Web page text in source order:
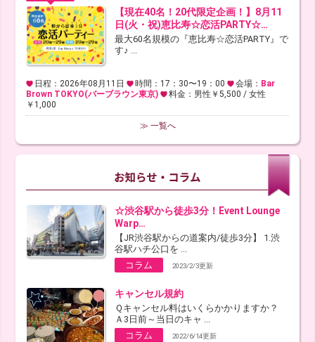
【現在40名！20代限定企画！】8月11
日(火・祝)恵比寿☆恋活PARTY☆…
最大60名規模の『恵比寿☆恋活PARTY』で
す♪ ...
日程：2026年08月11日 時間：17：30〜19：00 会場： Bar
Brown TOKYO(バーブラウン東京)
料金：男性￥5,500 / 女性
￥1,000
≫ 一覧へ
☆渋谷駅から徒歩3分！Event Lounge
Warp…
【JR渋谷駅からの道案内/徒歩3分】 1.渋
谷駅ハチ公口を ...
コラム
2023/2/3更新
キャンセル規約
Ｑキャンセル料はいくらかかりますか？
Ａ3日前～当日のキャ ...
コラム
2022/6/14更新